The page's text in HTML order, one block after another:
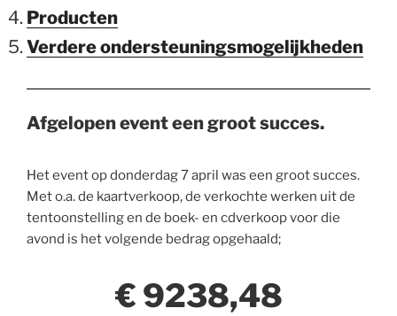
Producten
Verdere ondersteuningsmogelijkheden
Afgelopen event een groot succes.
Het event op donderdag 7 april was een groot succes.
Met o.a. de kaartverkoop, de verkochte werken uit de
tentoonstelling en de boek- en cdverkoop voor die
avond is het volgende bedrag opgehaald;
€ 9238,48